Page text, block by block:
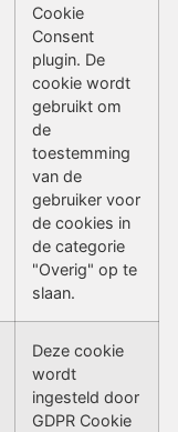
Cookie
Consent
plugin. De
cookie wordt
gebruikt om
de
toestemming
van de
gebruiker voor
de cookies in
de categorie
"Overig" op te
slaan.
Deze cookie
wordt
ingesteld door
GDPR Cookie